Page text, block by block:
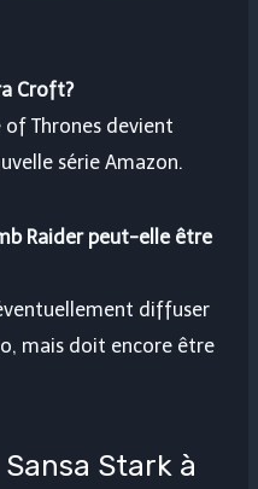
Croft?
of Thrones devient
série Amazon.
Raider peut-elle être
diffuser
mais doit encore être
Stark à